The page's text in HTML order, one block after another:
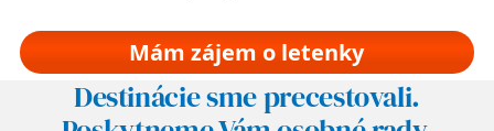
Mám zájem o letenky
Destinácie sme precestovali.